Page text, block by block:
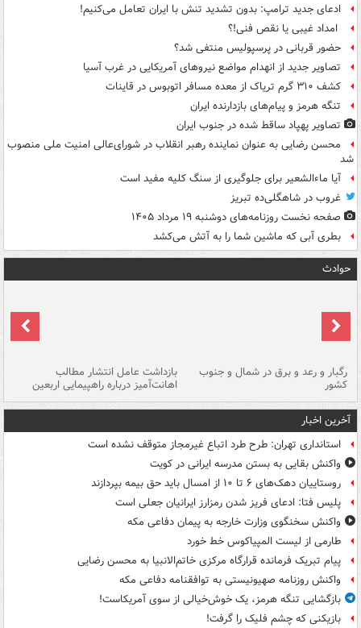
ادعای جدید ترامپ: بدون تشدید تنش با ایران تعامل می‌کنیم!
امداد غیبی یا نقص فنی!؟
حضور قربانی در پرسپولیس منتفی شد؟
تصاویر جدید از انهدام مواضع نیروهای آمریکایی در غرب آسیا
کشف ۳۱۰ گرم تریاک از معده مسافر اتوبوس در قاینات
تنگه هرمز و پیام‌های بازدارنده ایران
تصاویر پهپاد ساقط شده در جنوب ایران
محسن رضایی به عنوان نماینده رهبر انقلاب در شورای‌عالی امنیت ملی منصوب
شد
آیا ماءالشعیر برای جلوگیری از سنگ کلیه مفید است
غروب در شاهگلی‌ده تبریز
صفحه نخست روزنامه‌های دوشنبه ۱۹ مرداد ۱۴۰۵
بطری آبی که ماشین شما را به آتش می‌کشد
حوادث
رگبار و رعد و برق در شمال و جنوب
کشور
بازداشت عامل انتشار مطالب
اهانت‌آمیز درباره راهپیمایی اربعین
آخرین اخبار
استانداری تهران: طرح طرد اتباع غیرمجاز متوقف نشده است
واکنش بقایی به بستن مدرسه ایرانی در کویت
روستاییان دهک‌های ۶ تا ۱۰ از امسال باید حق بیمه بپردازند
پلیس فتا: ادعای فریز شدن رمزارز ایرانیان جعلی است
واکنش سخنگوی وزارت خارجه به پیمان دفاعی مکه
طارمی از لیست المپیاکوس خط خورد
پیام تبریک فرمانده قرارگاه مرکزی خاتم‌الانبیا به محسن رضایی
واکنش روزنامه صهیونیستی به توافقنامه دفاعی مکه
بازگشایی تنگه هرمز، یک خوش‌خیالی از سوی آمریکاست!
بازیکنی که چشم فلیک را گرفت!